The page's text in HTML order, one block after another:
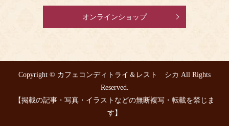
オンラインショップ
Copyright © カフェコンディトライ＆レスト シカ All Rights
Reserved.
【掲載の記事・写真・イラストなどの無断複写・転載を禁じま
す】